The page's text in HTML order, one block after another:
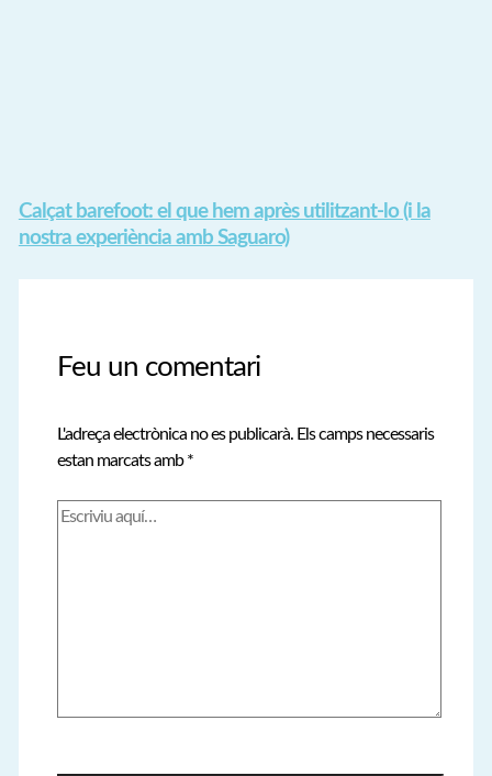
Calçat barefoot: el que hem après utilitzant-lo (i la
nostra experiència amb Saguaro)
Feu un comentari
L'adreça electrònica no es publicarà. Els camps necessaris
estan marcats amb*
Escriviu